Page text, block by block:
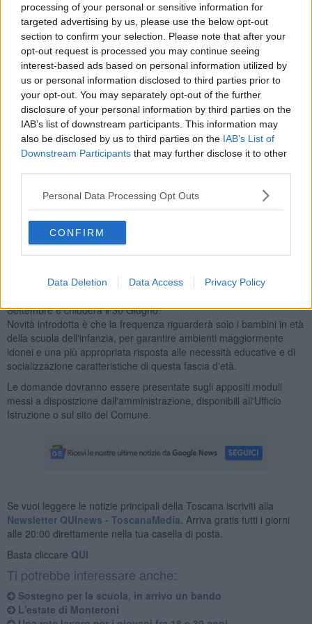
processing of your personal or sensitive information for
targeted advertising by us, please use the below opt-out
section to confirm your selection. Please note that after your
opt-out request is processed you may continue seeing
interest-based ads based on personal information utilized by
us or personal information disclosed to third parties prior to
your opt-out. You may separately opt-out of the further
disclosure of your personal information by third parties on the
IAB’s list of downstream participants. This information may
also be disclosed by us to third parties on the IAB’s List of
Downstream Participants that may further disclose it to other
Personal Data Processing Opt Outs
CONFIRM
Data Deletion Data Access Privacy Policy
genitori e ai team educativi che operano nei servizi: abbiamo
messo in campo delle importanti modifiche che oltre a venire
sempre più incontro alle esigenze delle famiglie che utilizzano
questi servizi in supporto all'attività scolastiche ci darà l'opportunità
di accedere ai finanziamenti del fondo sociale europeo, in
collaborazione con la Regione Toscana".
Il prolungamento dell'orario per il nido d'ìnfanzia comunale,
esclusivamente per i bambini iscritti al nido, aprirà da Ottobre nel
rispetto dei tempi di ambientamento dei piccoli, e si potrà richiedere
fino al 31 Luglio con orario 16 alle 18,30.
Al momento il servizio potrà accogliere sette bambini, in attesa che
dalla Regione ci sia la risposta per il finanziamento che ci darà la
possibilità di accoglierne altri. Il servizio si potrà richiedere per
l'intera settimana oppure solo per alcuni giorni settimanali (da 2 a
anni di età (massimo 12 bambini), questo ha un orario dalle 8 alle
Settembre e chiuderà il 30 Giugno.
Novità introdotta è che la frequenza riguarderà solo i bambini in età
della scuola dell'infanzia, per garantire ambienti maggiormente
idonei e una più appropriata risposta alle necessità educative e di
socializzazione caratteristiche di questa fascia d'età.
Le domande dovranno essere presentate sugli appositi moduli
messi a disposizione dall'amministrazione, disponibili all'Ufficio
Istruzione o sul sito del Comune.
Se vuoi leggere le notizie principali della Toscana iscriviti alla
Newsletter QUInews - ToscanaMedia. Arriva gratis tutti i giorni
alle 20:00 direttamente nella tua casella di posta.
Basta cliccare QUI
Ti potrebbe interessare anche:
Sostegno per la scuola, in arrivo un bando
L'estate di Monteroni